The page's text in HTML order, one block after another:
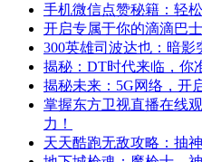
手机微信点赞秘籍：轻
开启专属于你的滴滴巴
300英雄司波达也：暗
揭秘：DT时代来临，你
揭秘未来：5G网络，开
掌握东方卫视直播在线
力！
天天酷跑无敌攻略：抽